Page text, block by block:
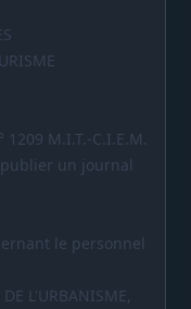
M.I.T.-C.I.E.M.
un journal
le personnel
L'URBANISME,